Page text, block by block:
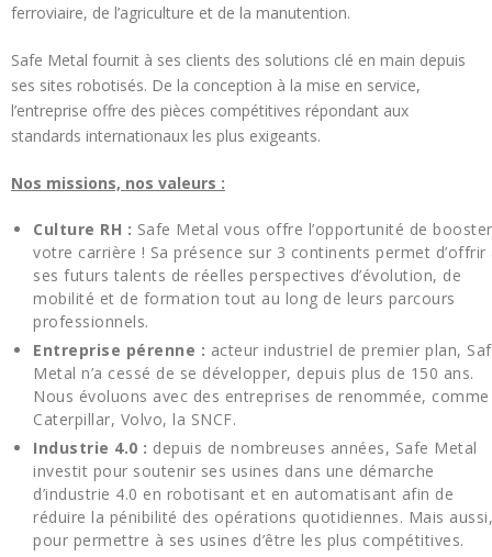
ferroviaire, de l’agriculture et de la manutention.
Safe Metal fournit à ses clients des solutions clé en main depuis
ses sites robotisés. De la conception à la mise en service,
l’entreprise offre des pièces compétitives répondant aux
standards internationaux les plus exigeants.
Nos missions, nos valeurs :
Culture RH : Safe Metal vous offre l’opportunité de booster
votre carrière ! Sa présence sur 3 continents permet d’offrir
ses futurs talents de réelles perspectives d’évolution, de
mobilité et de formation tout au long de leurs parcours
professionnels.
Entreprise pérenne : acteur industriel de premier plan,
Metal n’a cessé de se développer, depuis plus de 150 ans.
Nous évoluons avec des entreprises de renommée, comme
Caterpillar, Volvo, la SNCF.
Industrie 4.0 : depuis de nombreuses années, Safe Metal
investit pour soutenir ses usines dans une démarche
d’industrie 4.0 en robotisant et en automatisant afin de
réduire la pénibilité des opérations quotidiennes. Mais aussi,
pour permettre à ses usines d’être les plus compétitives.